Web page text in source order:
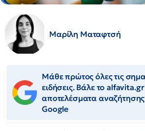
Μαρίλη Ματαφτσή
Μάθε πρώτος όλες τις
ειδήσεις. Βάλε το
αποτελέσματα αναζήτησης
Google